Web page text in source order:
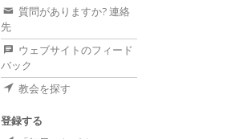
質問がありますか? 連絡
先
ウェブサイトのフィード
バック
教会を探す
登録する